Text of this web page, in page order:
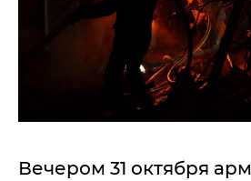
Вечером 31 октября